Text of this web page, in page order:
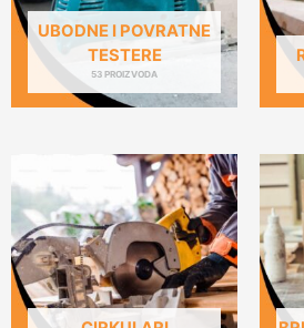
UBODNE I POVRATNE
TESTERE
53 PROIZVODA